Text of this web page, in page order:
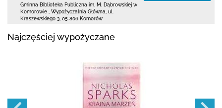
Gminna Biblioteka Publiczna im. M. Dąbrowskiej w
Komorowie
Wypożyczalnia Główna, ul.
Kraszewskiego 3 05-806 Komorów
Najczęściej wypożyczane